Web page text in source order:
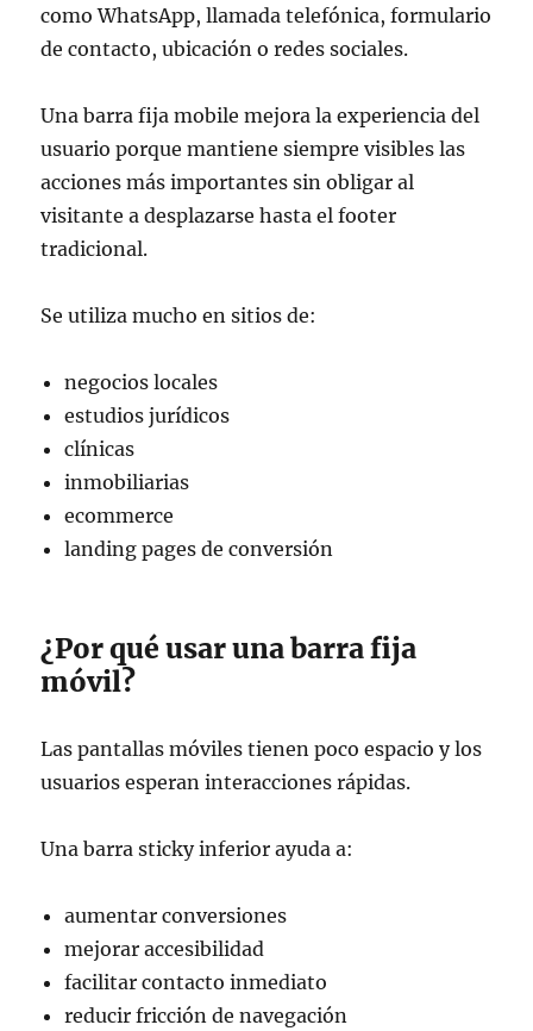
como WhatsApp, llamada telefónica, formulario
de contacto, ubicación o redes sociales.
Una barra fija mobile mejora la experiencia del
usuario porque mantiene siempre visibles las
acciones más importantes sin obligar al
visitante a desplazarse hasta el footer
tradicional.
Se utiliza mucho en sitios de:
negocios locales
estudios jurídicos
clínicas
inmobiliarias
ecommerce
landing pages de conversión
¿Por qué usar una barra fija
móvil?
Las pantallas móviles tienen poco espacio y los
usuarios esperan interacciones rápidas.
Una barra sticky inferior ayuda a:
aumentar conversiones
mejorar accesibilidad
facilitar contacto inmediato
reducir fricción de navegación